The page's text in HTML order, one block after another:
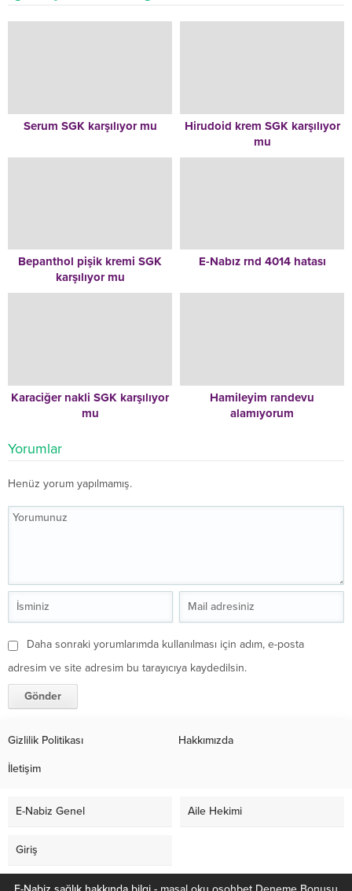
Serum SGK karşılıyor mu
Hirudoid krem SGK karşılıyor
mu
Bepanthol pişik kremi SGK
karşılıyor mu
E-Nabız rnd 4014 hatası
Karaciğer nakli SGK karşılıyor
mu
Hamileyim randevu
alamıyorum
Yorumlar
Henüz yorum yapılmamış.
Daha sonraki yorumlarımda kullanılması için adım, e-posta
adresim ve site adresim bu tarayıcıya kaydedilsin.
Gizlilik Politikası Hakkımızda
İletişim
E-Nabiz Genel Aile Hekimi
Giriş